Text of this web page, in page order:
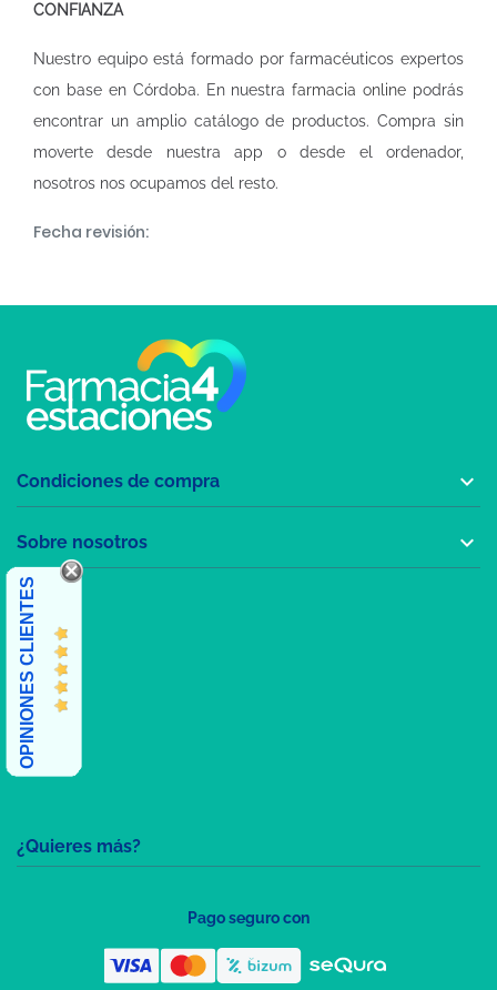
CONFIANZA
Nuestro equipo está formado por farmacéuticos expertos
con base en Córdoba. En nuestrafarmacia online podrás
encontrar un amplio catálogo de productos. Compra sin
moverte desde nuestra app o desde el ordenador,
nosotros nos ocupamos del resto.
Fecha revisión:
¿Quieres más?
Condiciones de compra 
Sobre nosotros 
OPINIONES CLIENTES
Pago seguro con